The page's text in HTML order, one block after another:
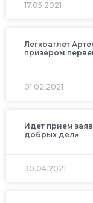
17.05.2021
Легкоатлет
призером
01.02.2021
Идет прием
добрых дел»
30.04.2021